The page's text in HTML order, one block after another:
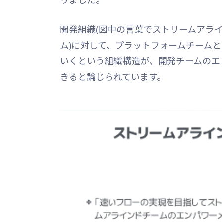
開発組織(図中の言葉でストリームアラ
ム)に対して、プラットフォームチーム
いくという組織構造が、開発チームの
きると論じられています。